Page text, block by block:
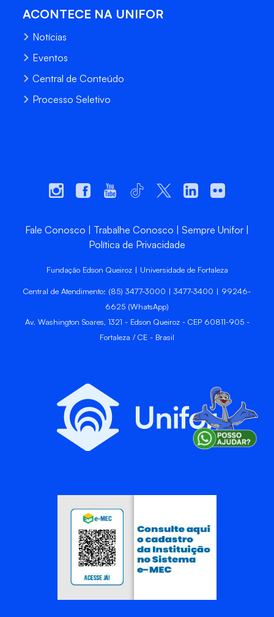
ACONTECE NA UNIFOR
Notícias
Eventos
Central de Conteúdo
Processo Seletivo
Fale Conosco Trabalhe Conosco
Sempre Unifor
Política de Privacidade
Fundação Edson Queiroz | Universidade de Fortaleza
Central de Atendimento: (85) 3477-3000 | 3477-3400 | 99246-
6625 (WhatsApp)
Av. Washington Soares, 1321 - Edson Queiroz - CEP 60811-905 -
Fortaleza / CE - Brasil